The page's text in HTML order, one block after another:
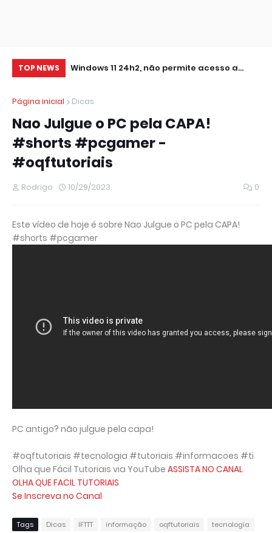
TOP NEWS
IMPRESSORA
Windows 11 24h2, não permite acesso a
outros
Página inicial
Dicas
Nao Julgue o PC pela CAPA!
#shorts #pcgamer -
#oqftutoriais
Rodrigo 10/29/2023 0
Este vídeo de hoje é sobre Nao Julgue o PC pela CAPA!
#shorts #pcgamer
PC antigo? não julgue pela capa!
#oqftutoriais #tecnologia #tutoriais #informacoes #ti
Olha que Fácil Tutoriais via YouTube ASSISTA NO CANAL
OLHA QUE FACIL TUTORIAIS
Se Inscreva no Canal
Tags Dicas IFTTT informação oqftutoriais
tecnologia